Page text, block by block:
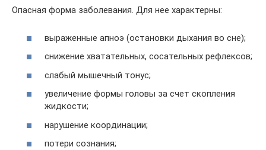
Опасная форма заболевания. Для нее характерны:
выраженные апноэ (остановки дыхания во сне);
снижение хватательных, сосательных рефлексов;
слабый мышечный тонус;
увеличение формы головы за счет скопления
жидкости;
нарушение координации;
потери сознания;